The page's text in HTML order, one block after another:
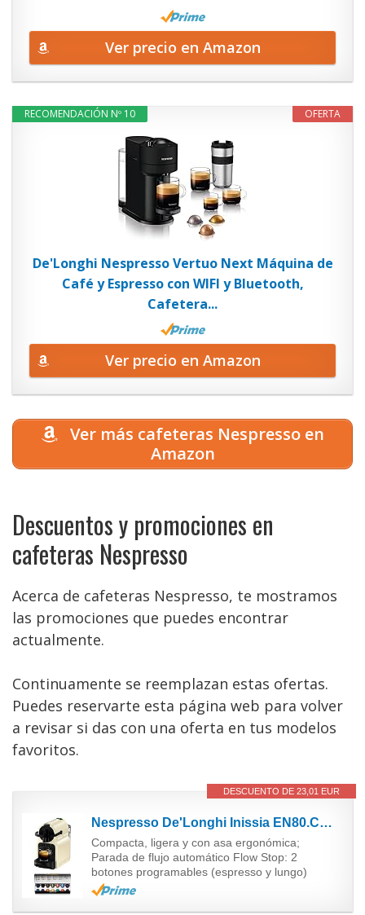
Ver precio en Amazon
OFERTA
RECOMENDACIÓN Nº 10
De'Longhi Nespresso Vertuo Next Máquina de
Café y Espresso con WIFI y Bluetooth,
Cafetera...
Ver precio en Amazon
Ver más cafeteras Nespresso en
Amazon
Descuentos y promociones en
cafeteras Nespresso
Acerca de cafeteras Nespresso, te mostramos
las promociones que puedes encontrar
actualmente.
Continuamente se reemplazan estas ofertas.
Puedes reservarte esta página web para volver
a revisar si das con una oferta en tus modelos
favoritos.
DESCUENTO DE 23,01 EUR
Nespresso De'Longhi Inissia EN80.CW - Cafetera monodosis de cápsulas Nespresso, 19 bares, apagado...
Compacta, ligera y con asa ergonómica;
Parada de flujo automático Flow Stop: 2
botones programables (espresso y lungo)